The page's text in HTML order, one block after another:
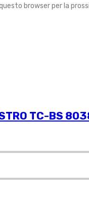
browser per la
TC-BS